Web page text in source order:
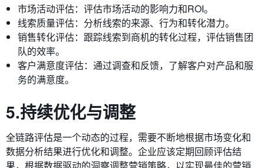
市场活动评估：评估市场活动的影响力和ROI。
线索质量评估：分析线索的来源、行为和转化潜力。
销售转化评估：跟踪线索到商机的转化过程，评估销售团
队的效率。
客户满意度评估：通过调查和反馈，了解客户对产品和服
务的满意度。
5.持续优化与调整
全链路评估是一个动态的过程，需要不断地根据市场变化和
数据分析结果进行优化和调整。企业应该定期回顾评估结